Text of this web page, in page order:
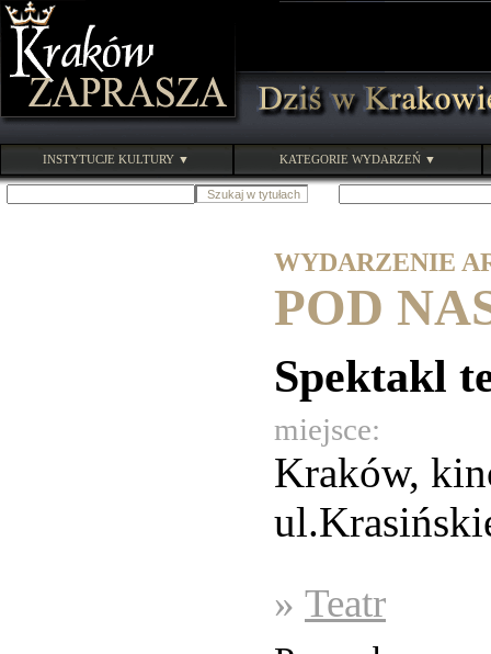
INSTYTUCJE KULTURY ▼ KATEGORIE WYDARZEŃ ▼
WYDARZENIE
POD
Spektakl
miejsce:
Kraków,
» Teatr